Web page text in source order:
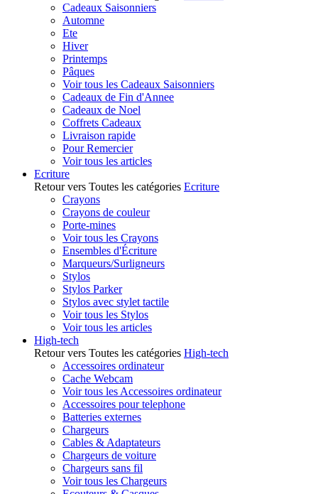
Cadeaux Saisonniers
Automne
Ete
Hiver
Printemps
Pâques
Voir tous les Cadeaux Saisonniers
Cadeaux de Fin d'Annee
Cadeaux de Noel
Coffrets Cadeaux
Livraison rapide
Pour Remercier
Voir tous les articles
Ecriture
Retour vers Toutes les catégories Ecriture
Crayons
Crayons de couleur
Porte-mines
Voir tous les Crayons
Ensembles d'Écriture
Marqueurs/Surligneurs
Stylos
Stylos Parker
Stylos avec stylet tactile
Voir tous les Stylos
Voir tous les articles
High-tech
Retour vers Toutes les catégories High-tech
Accessoires ordinateur
Cache Webcam
Voir tous les Accessoires ordinateur
Accessoires pour telephone
Batteries externes
Chargeurs
Cables & Adaptateurs
Chargeurs de voiture
Chargeurs sans fil
Voir tous les Chargeurs